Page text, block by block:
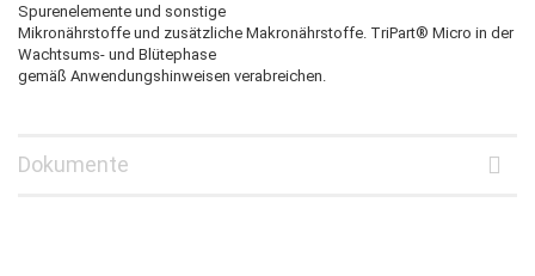
Spurenelemente und sonstige
Mikronährstoffe und zusätzliche Makronährstoffe. TriPart® Micro in der
Wachtsums- und Blütephase
gemäß Anwendungshinweisen verabreichen.
Dokumente